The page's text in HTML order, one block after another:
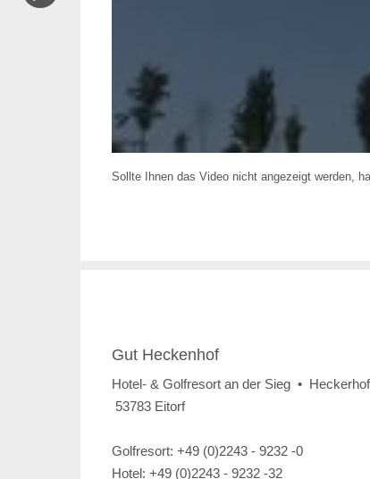
Sollte Ihnen das Video nicht angezeigt werden,
Gut Heckenhof
Hotel- & Golfresort an der Sieg •
53783 Eitorf
Golfresort: +49 (0)2243 - 9232 -0
Hotel: +49 (0)2243 - 9232 -32